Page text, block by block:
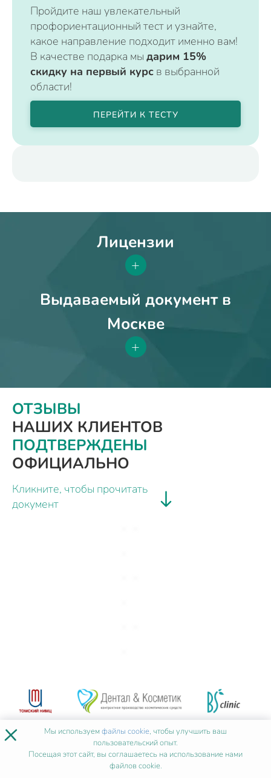
Пройдите наш увлекательный
профориентационный тест и узнайте,
какое направление подходит именно вам!
В качестве подарка мы дарим 15%
скидку на первый курс в выбранной
области!
ПЕРЕЙТИ К ТЕСТУ
Лицензии
+
Выдаваемый документ в
Москве
+
ОТЗЫВЫ
НАШИХ КЛИЕНТОВ
ПОДТВЕРЖДЕНЫ
ОФИЦИАЛЬНО
Кликните, чтобы прочитать
документ
× Мы используемфайлы cookie, чтобы улучшить ваш
пользовательский опыт.
Посещая этот сайт, вы соглашаетесь на использование нами
файлов cookie.